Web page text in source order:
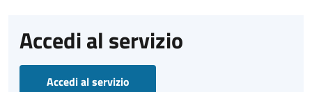
Accedi al servizio
Accedi al servizio